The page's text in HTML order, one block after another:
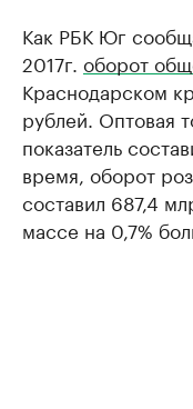
Как РБК Юг
2017г. оборот
Краснодарском
рублей. Оптовая
показатель
время, оборот
составил 687,4
массе на 0,7%